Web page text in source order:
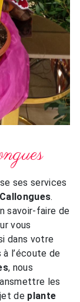
ses services
Callongues.
savoir-faire de
vous
dans votre
l’écoute de
, nous
les
de plante